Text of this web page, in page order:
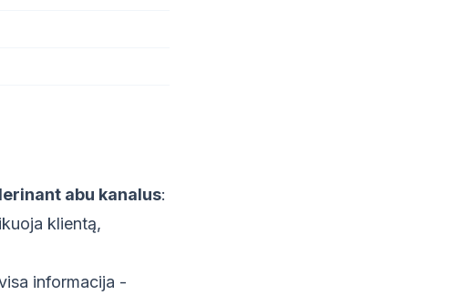
abu kanalus:
klientą,
informacija -